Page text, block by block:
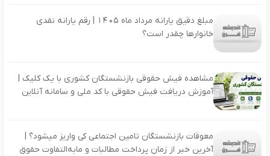
مبلغ دقیق یارانه مرداد ماه 1405 | رقم یارانه نقدی
خانوارها چقدر است؟
مشاهده فیش حقوقی بازنشستگان کشوری با یک کلیک |
آموزش دریافت فیش حقوقی با کد ملی و سامانه آنلاین
معوقات بازنشستگان تامین اجتماعی کی واریز میشود؟ |
آخرین خبر از زمان پرداخت مطالبات و مابه‌التفاوت حقوق